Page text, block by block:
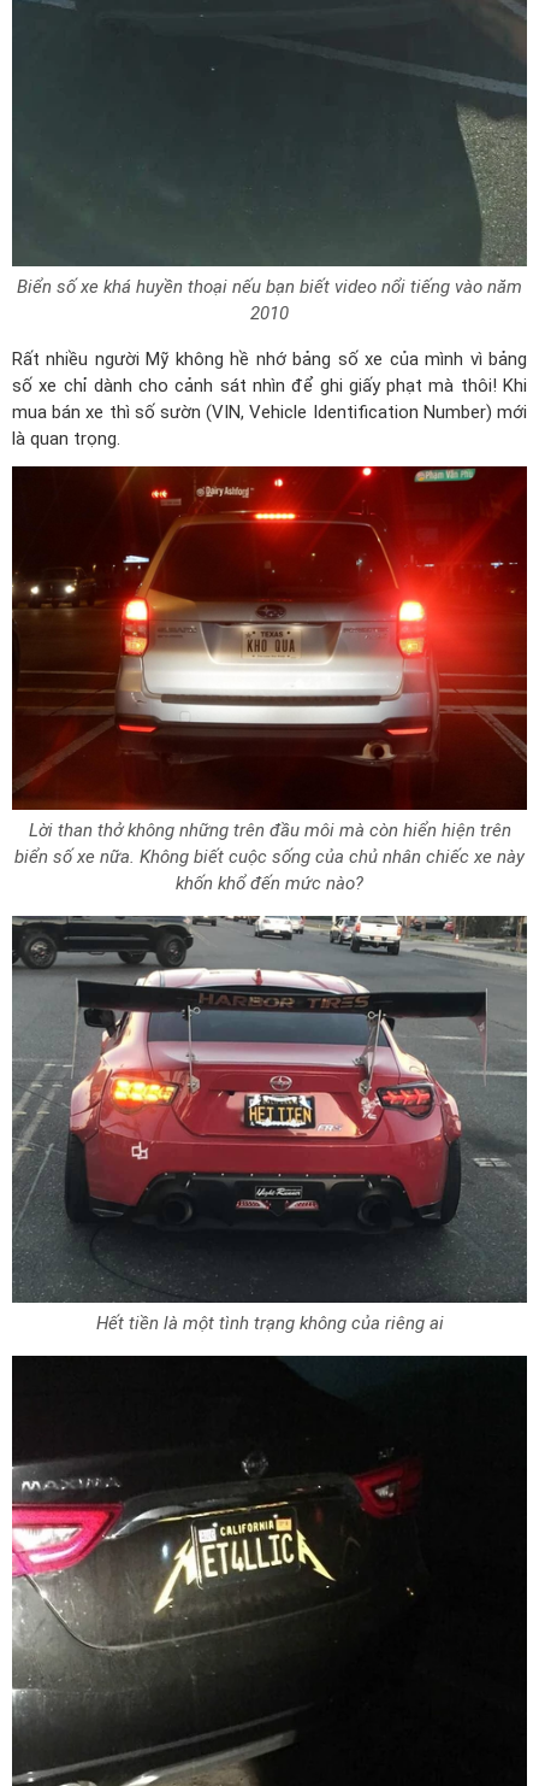
Biển số xe khá huyền thoại nếu bạn biết video nổi tiếng vào năm
2010
Rất nhiều người Mỹ không hề nhớ bảng số xe của mình vì bảng
số xe chỉ dành cho cảnh sát nhìn để ghi giấy phạt mà thôi! Khi
mua bán xe thì số sườn (VIN, Vehicle Identification Number) mới
là quan trọng.
Lời than thở không những trên đầu môi mà còn hiển hiện trên
biển số xe nữa. Không biết cuộc sống của chủ nhân chiếc xe này
khốn khổ đến mức nào?
Hết tiền là một tình trạng không của riêng ai